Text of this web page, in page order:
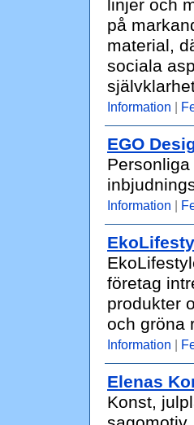
linjer och
på
material,
sociala
Information |
EGO
Information |
företag
produkter
och gröna
Information |
Elenas
Konst,